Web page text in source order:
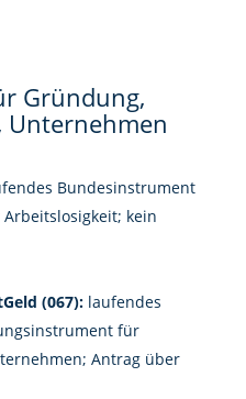
Gründung,
Unternehmen
Bundesinstrument
kein
(067):laufendes
für
Antrag über